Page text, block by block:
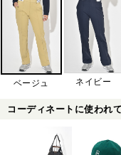
ベージュ ネイビー
コーディネートに使われ